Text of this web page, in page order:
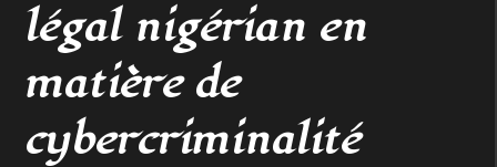
légal nigérian en
matière de
cybercriminalité